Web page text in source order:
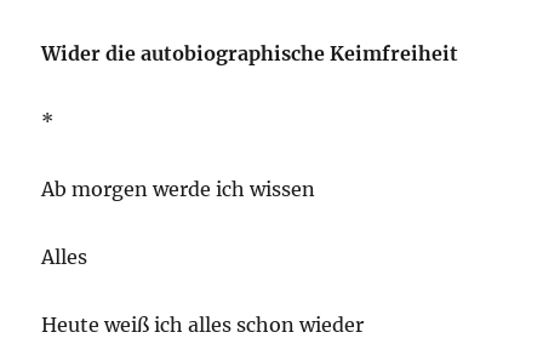
Wider die autobiographische Keimfreiheit
*
Ab morgen werde ich wissen
Alles
Heute weiß ich alles schon wieder